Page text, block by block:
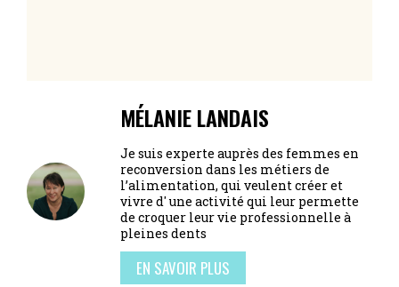
MÉLANIE LANDAIS
Je suis experte auprès des femmes en
reconversion dans les métiers de
l’alimentation, qui veulent créer et
vivre d' une activité qui leur permette
de croquer leur vie professionnelle à
pleines dents
EN SAVOIR PLUS